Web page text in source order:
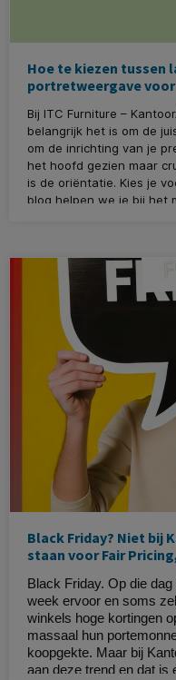
Hoe te kiezen tussen
portretweergave
Bij ITC Furniture –
belangrijk het is om de
om de inrichting van je
het hoofd gezien maar
is de oriëntatie. Kies je
blog helpen we je bij het
Black Friday? Niet bij
staan voor Fair
Black Friday. Op die
week ervoor en soms
winkels hoge kortingen
massaal hun
koopgekte. Maar bij
aan deze trend en dat is